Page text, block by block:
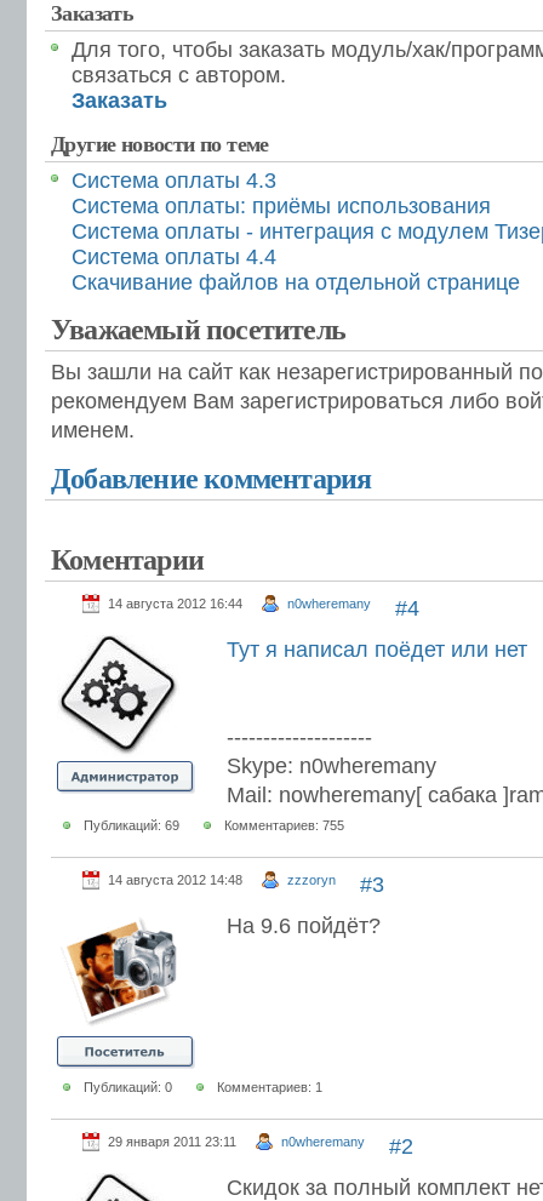
Заказать
Для того, чтобы заказать модуль/хак/
связаться с автором.
Заказать
Другие новости по теме
Система оплаты 4.3
Система оплаты: приёмы использования
Система оплаты - интеграция с модулем
Система оплаты 4.4
Скачивание файлов на отдельной странице
Уважаемый посетитель
Вы зашли на сайт как незарегистрированный
рекомендуем Вам зарегистрироваться либо
именем.
Добавление комментария
Коментарии
#4
14 августа 2012 16:44 n0wheremany
Тут я написал поёдет или нет
--------------------
Skype: n0wheremany
Mail: nowheremany[ сабака
Публикаций: 69 Комментариев: 755
#3
14 августа 2012 14:48 zzzoryn
На 9.6 пойдёт?
Публикаций: 0 Комментариев: 1
#2
29 января 2011 23:11 n0wheremany
Скидок за полный комплект